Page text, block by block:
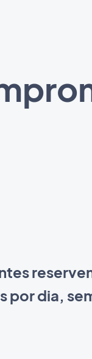
por dia,